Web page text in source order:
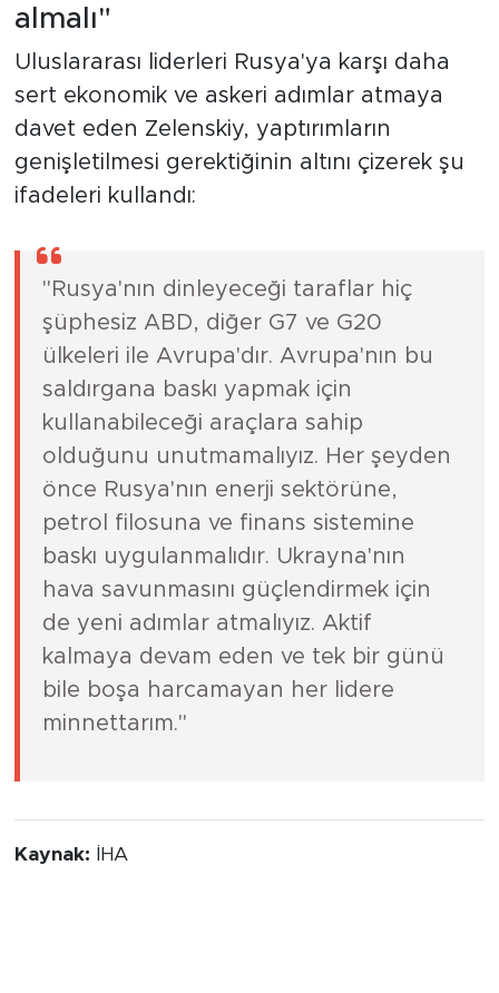
almalı"
Uluslararası liderleri Rusya'ya karşı daha
sert ekonomik ve askeri adımlar atmaya
davet eden Zelenskiy, yaptırımların
genişletilmesi gerektiğinin altını çizerek şu
ifadeleri kullandı:
"Rusya'nın dinleyeceği taraflar hiç
şüphesiz ABD, diğer G7 ve G20
ülkeleri ile Avrupa'dır. Avrupa'nın bu
saldırgana baskı yapmak için
kullanabileceği araçlara sahip
olduğunu unutmamalıyız. Her şeyden
önce Rusya'nın enerji sektörüne,
petrol filosuna ve finans sistemine
baskı uygulanmalıdır. Ukrayna'nın
hava savunmasını güçlendirmek için
de yeni adımlar atmalıyız. Aktif
kalmaya devam eden ve tek bir günü
bile boşa harcamayan her lidere
minnettarım."
Kaynak: İHA